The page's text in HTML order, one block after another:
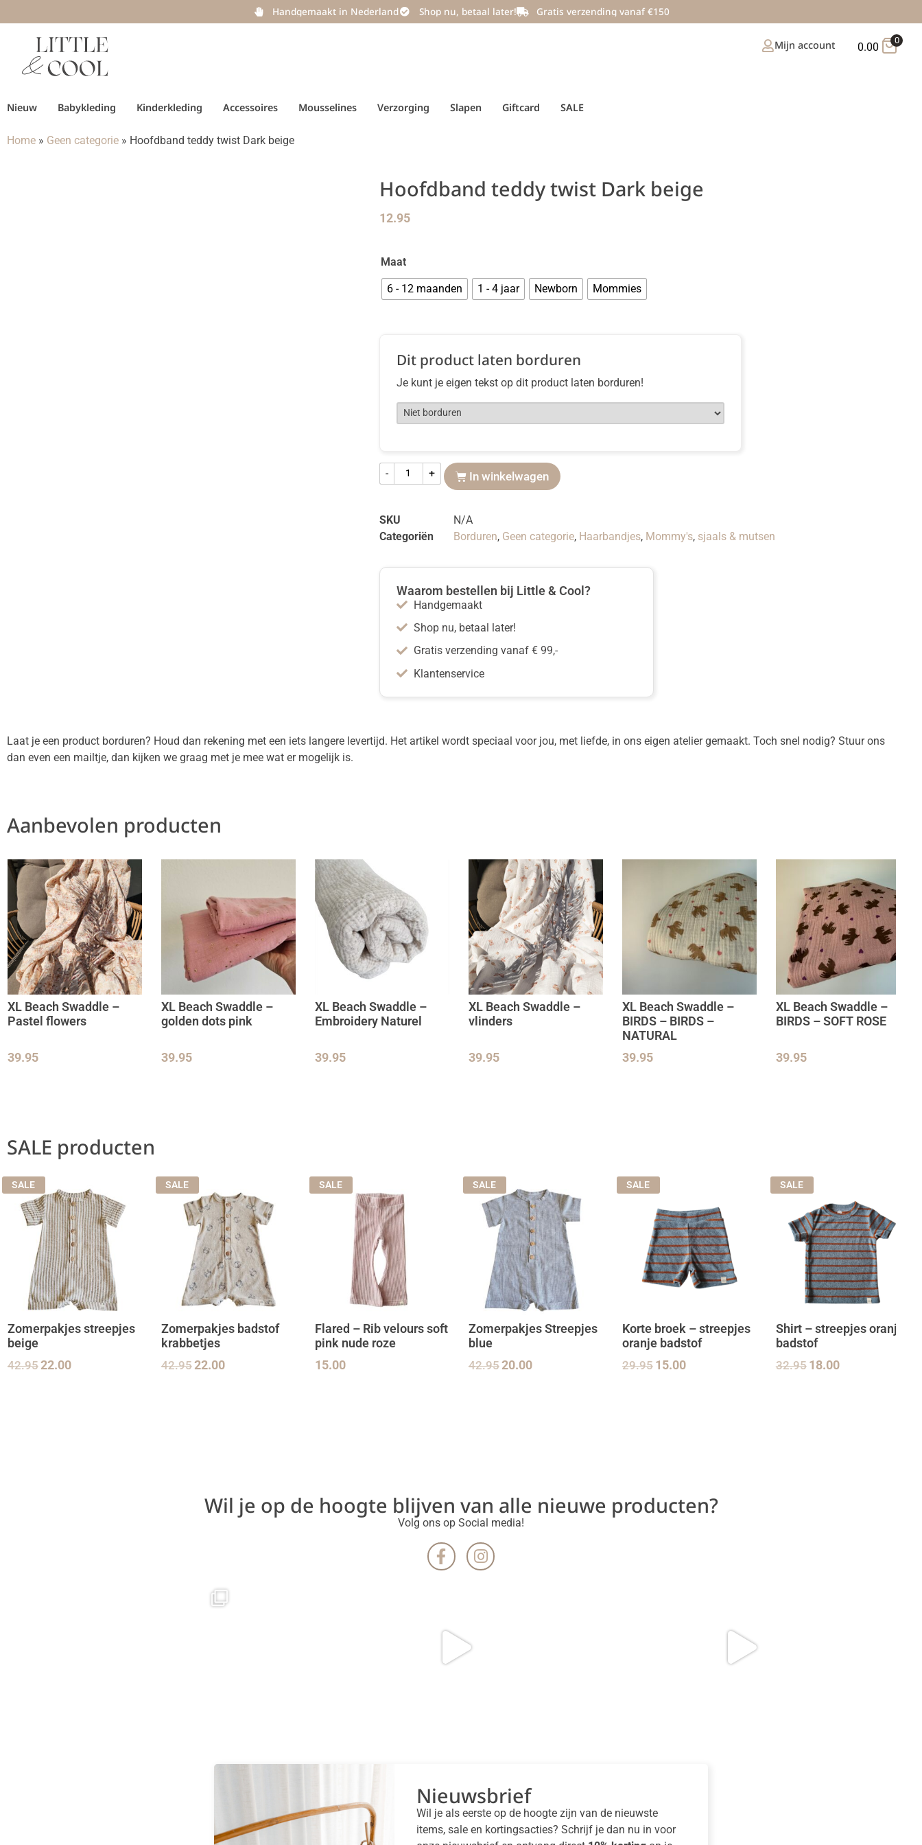
Handgemaakt in Nederland Shop nu, betaal later! Gratis verzending vanaf €150
Mijn account 0.00
0
Nieuw Babykleding Kinderkleding Accessoires Mousselines Verzorging Slapen Giftcard SALE
Home » Geen categorie » Hoofdband teddy twist Dark beige
Hoofdband teddy twist Dark beige
12.95
Maat
6 - 12 maanden 1 - 4 jaar Newborn Mommies
Dit product laten borduren
Je kunt je eigen tekst op dit product laten borduren!
- + In winkelwagen
SKU
N/A
Categoriën
Borduren, Geen categorie, Haarbandjes, Mommy's, sjaals & mutsen
Waarom bestellen bij Little & Cool?
Handgemaakt
Shop nu, betaal later!
Gratis verzending vanaf € 99,-
Klantenservice
Laat je een product borduren? Houd dan rekening met een iets langere levertijd. Het artikel wordt speciaal voor jou, met liefde, in ons eigen atelier gemaakt. Toch snel nodig? Stuur ons
dan even een mailtje, dan kijken we graag met je mee wat er mogelijk is.
Aanbevolen producten
XL Beach Swaddle –
Pastel flowers
39.95
XL Beach Swaddle –
golden dots pink
39.95
XL Beach Swaddle –
Embroidery Naturel
39.95
XL Beach Swaddle –
vlinders
39.95
XL Beach Swaddle –
BIRDS – BIRDS –
NATURAL
39.95
XL Beach Swaddle –
BIRDS – SOFT ROSE
39.95
SALE producten
SALE
Zomerpakjes streepjes
beige
42.9522.00
SALE
Zomerpakjes badstof
krabbetjes
42.9522.00
SALE
Flared – Rib velours soft
pink nude roze
15.00
SALE
Zomerpakjes Streepjes
blue
42.9520.00
SALE
Korte broek – streepjes
oranje badstof
29.95 15.00
SALE
Shirt – streepjes oranje
badstof
32.95 18.00
Wil je op de hoogte blijven van alle nieuwe producten?
Volg ons op Social media!
Nieuwsbrief
Wil je als eerste op de hoogte zijn van de nieuwste
items, sale en kortingsacties? Schrijf je dan nu in voor